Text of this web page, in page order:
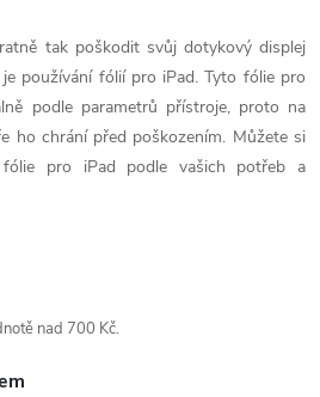
tak poškodit svůj dotykový displej
používání fólií pro iPad. Tyto fólie pro
podle parametrů přístroje, proto na
ho chrání před poškozením. Můžete si
pro iPad podle vašich potřeb a
nad 700 Kč.